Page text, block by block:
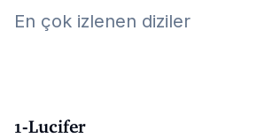
En çok izlenen diziler
1-Lucifer